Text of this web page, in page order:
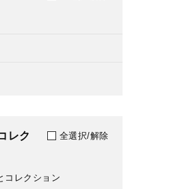
レク
全選択/解除
コレクション